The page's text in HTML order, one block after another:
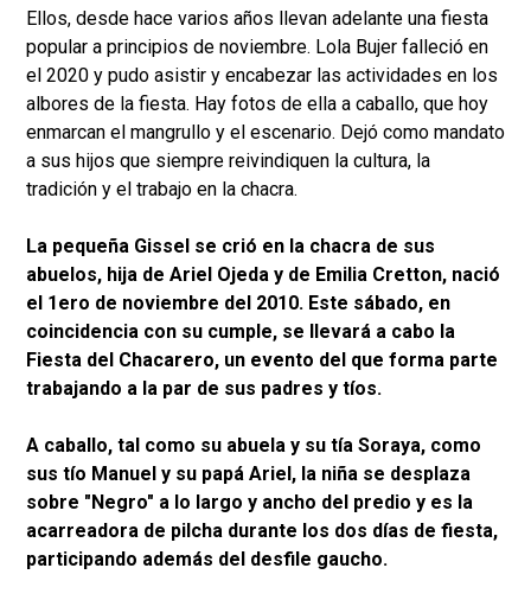
Ellos, desde hace varios años llevan adelante una fiesta
popular a principios de noviembre. Lola Bujer falleció en
el 2020 y pudo asistir y encabezar las actividades en los
albores de la fiesta. Hay fotos de ella a caballo, que hoy
enmarcan el mangrullo y el escenario. Dejó como mandato
a sus hijos que siempre reivindiquen la cultura, la
tradición y el trabajo en la chacra.
La pequeña Gissel se crió en la chacra de sus
abuelos, hija de Ariel Ojeda y de Emilia Cretton, nació
el 1ero de noviembre del 2010. Este sábado, en
coincidencia con su cumple, se llevará a cabo la
Fiesta del Chacarero, un evento del que forma parte
trabajando a la par de sus padres y tíos.
A caballo, tal como su abuela y su tía Soraya, como
sus tío Manuel y su papá Ariel, la niña se desplaza
sobre "Negro" a lo largo y ancho del predio y es la
acarreadora de pilcha durante los dos días de fiesta,
participando además del desfile gaucho.